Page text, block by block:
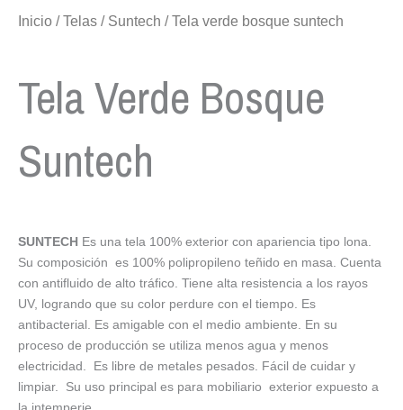
Inicio /Telas / Suntech / Tela verde bosque suntech
Tela Verde Bosque
Suntech
SUNTECH Es una tela 100% exterior con apariencia tipo lona.
Su composición es 100% polipropileno teñido en masa. Cuenta
con antifluido de alto tráfico. Tiene alta resistencia a los rayos
UV, logrando que su color perdure con el tiempo. Es
antibacterial. Es amigable con el medio ambiente. En su
proceso de producción se utiliza menos agua y menos
electricidad. Es libre de metales pesados. Fácil de cuidar y
limpiar. Su uso principal es para mobiliario exterior expuesto a